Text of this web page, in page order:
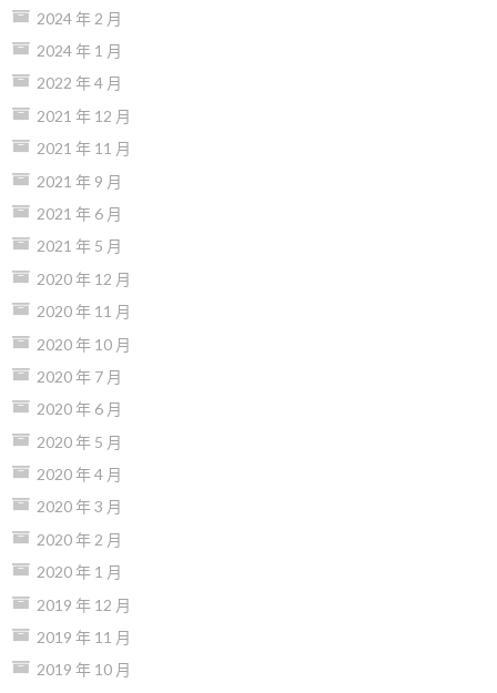
2024 年 2 月
2024 年 1 月
2022 年 4 月
2021 年 12 月
2021 年 11 月
2021 年 9 月
2021 年 6 月
2021 年 5 月
2020 年 12 月
2020 年 11 月
2020 年 10 月
2020 年 7 月
2020 年 6 月
2020 年 5 月
2020 年 4 月
2020 年 3 月
2020 年 2 月
2020 年 1 月
2019 年 12 月
2019 年 11 月
2019 年 10 月